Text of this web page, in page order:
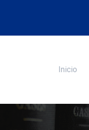
Inicio